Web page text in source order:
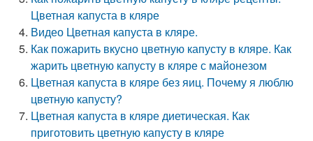
Цветная капуста в кляре
Видео Цветная капуста в кляре.
Как пожарить вкусно цветную капусту в кляре. Как
жарить цветную капусту в кляре с майонезом
Цветная капуста в кляре без яиц. Почему я люблю
цветную капусту?
Цветная капуста в кляре диетическая. Как
приготовить цветную капусту в кляре